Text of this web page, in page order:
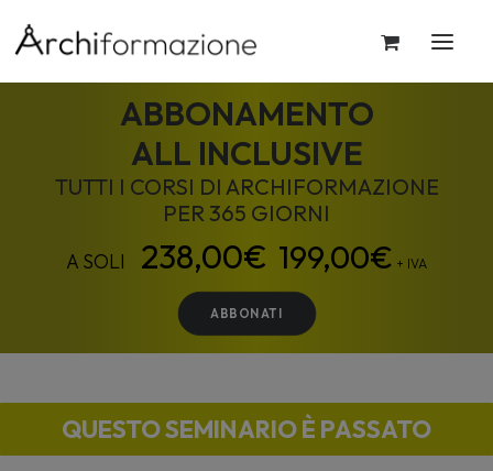
ABBONAMENTO
ALL INCLUSIVE
TUTTI I CORSI DI ARCHIFORMAZIONE
PER 365 GIORNI
199,00€ + IVA
ABBONATI
QUESTO SEMINARIO È PASSATO